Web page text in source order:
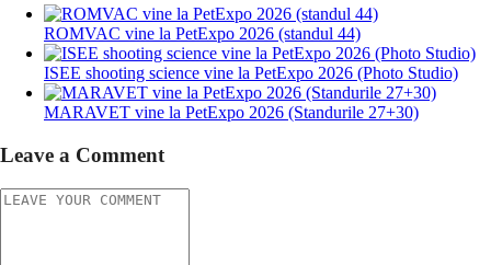
ROMVAC vine la PetExpo 2026 (standul 44)
ISEE shooting science vine la PetExpo 2026 (Photo Studio)
MARAVET vine la PetExpo 2026 (Standurile 27+30)
Leave a Comment